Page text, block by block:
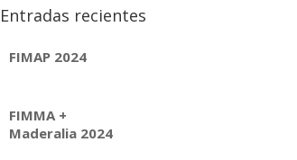
Entradas recientes
FIMAP 2024
FIMMA +
Maderalia 2024